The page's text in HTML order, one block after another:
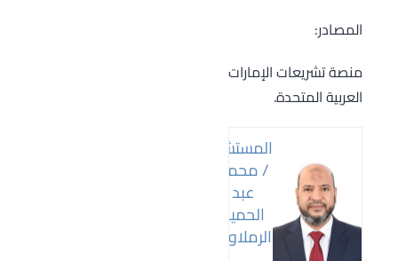
المصادر:
منصة تشريعات الإمارات
العربية المتحدة.
المستشار
/ محمد
عبد
الحميد
الرملاوي